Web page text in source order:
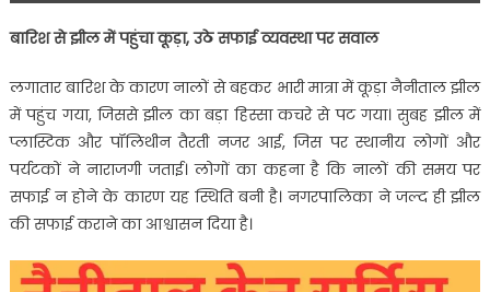
बारिश से झील में पहुंचा कूड़ा,उठे सफाई व्यवस्था पर सवाल
लगातार बारिश के कारण नालों से बहकर भारी मात्रा में कूड़ा नैनीताल झील
में पहुंच गया, जिससे झील का बड़ा हिस्सा कचरे से पट गया। सुबह झील में
प्लास्टिक और पॉलिथीन तैरती नजर आई, जिस पर स्थानीय लोगों और
पर्यटकों ने नाराजगी जताई। लोगों का कहना है कि नालों की समय पर
सफाई न होने के कारण यह स्थिति बनी है। नगरपालिका ने जल्द ही झील
की सफाई कराने का आश्वासन दिया है।